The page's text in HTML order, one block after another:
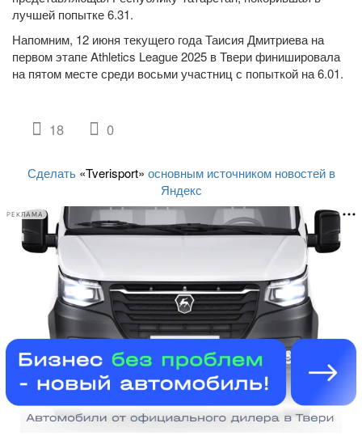
лучшей попытке 6.31.
Напомним, 12 июня текущего года Таисия Дмитриева на
первом этапе Athletics League 2025 в Твери финишировала
на пятом месте среди восьми участниц с попыткой на 6.01.
18 0
Сделать «Tverisport» основным источником новостей в
Яндекс
РЕКЛАМА